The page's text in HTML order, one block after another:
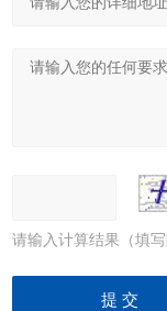
请输入计算结果（填